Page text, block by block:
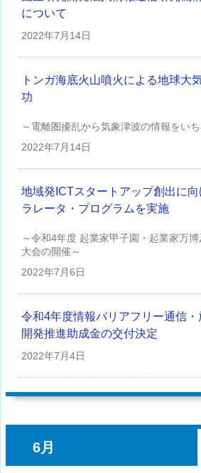
について
2022年7月14日
トンガ海底火山噴火による地球大
功
～電離圏擾乱から気象津波の情報をい
2022年7月14日
地域発ICTスタートアップ創出に
ラレータ・プログラムを実施
～令和4年度 起業家甲子園・起業家万博
大会の開催～
2022年7月6日
令和4年度情報バリアフリー通信・
開発推進助成金の交付決定
2022年7月4日
6月